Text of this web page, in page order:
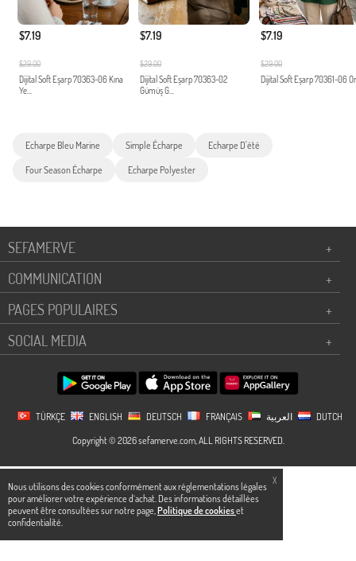
X
Nous utilisons des cookies conformément aux réglementations légales
pour améliorer votre expérience d`achat. Des informations détaillées
peuvent être consultées sur notre page,Politique de cookieset
confidentialité.
$7.19
$29.00
Dijital Soft Eşarp 70363-06 Kına
Ye...
$7.19
$29.00
Dijital Soft Eşarp 70363-02
Gümüş G...
$7.19
$29.00
Dijital Soft Eşarp 70361-06
Echarpe Bleu Marine Simple Écharpe Echarpe D'été
Four Season Écharpe Echarpe Polyester
SEFAMERVE
+
COMMUNICATION
+
PAGES POPULAIRES
+
SOCIAL MEDIA
+
TÜRKÇE ENGLISH DEUTSCH FRANÇAIS
DUTCH
Copyright © 2026 sefamerve.com, ALL RIGHTS RESERVED.